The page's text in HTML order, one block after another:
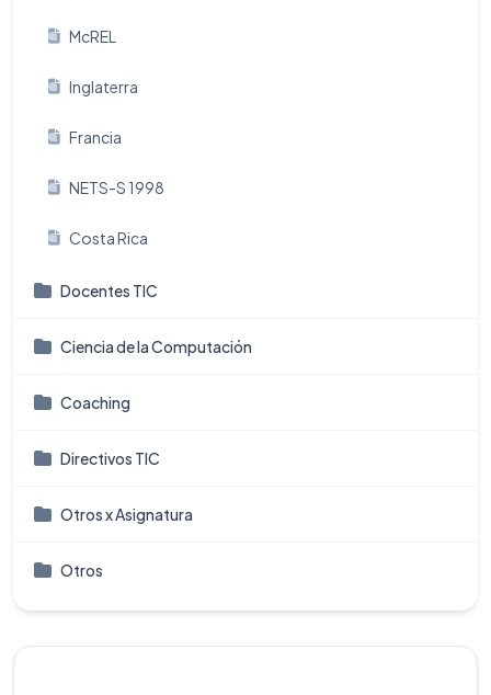
McREL
Inglaterra
Francia
NETS-S 1998
Costa Rica
Docentes TIC
Ciencia de la Computación
Coaching
Directivos TIC
Otros x Asignatura
Otros